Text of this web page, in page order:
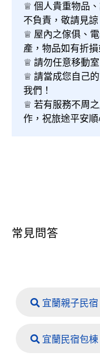
♕ 個人貴重物品
不負責，敬請見諒
♕ 屋內之傢俱、
產，物品如有折
♕ 請勿任意移動
♕ 請當成您自己
我們！
♕ 若有服務不周
作，祝旅途平安順
常見問答
宜蘭親子民宿
宜蘭民宿包棟